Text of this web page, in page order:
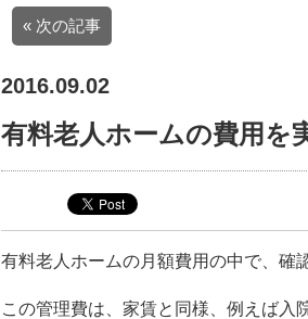
« 次の記事
2016.09.02
有料老人ホームの費用を
有料老人ホームの月額費用の中で、確
この管理費は、家賃と同様、例えば入